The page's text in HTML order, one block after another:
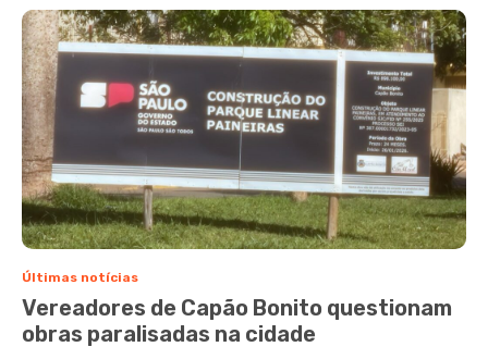
Últimas notícias
Vereadores de Capão Bonito questionam
obras paralisadas na cidade